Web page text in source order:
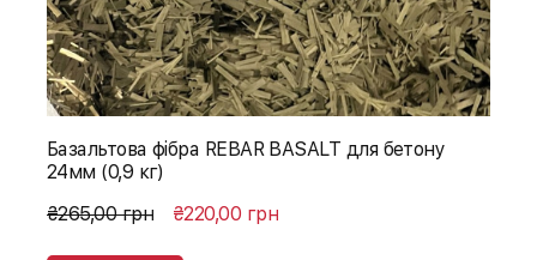
Базальтова фібра REBAR BASALT для бетону
24мм (0,9 кг)
₴265,00 грн
₴220,00 грн